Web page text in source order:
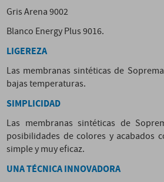
Gris Arena 9002
Blanco Energy Plus 9016.
LIGEREZA
Las membranas sintéticas de
bajas temperaturas.
SIMPLICIDAD
Las membranas sintéticas de
posibilidades de colores y acabados
simple y muy eficaz.
UNA TÉCNICA INNOVADORA